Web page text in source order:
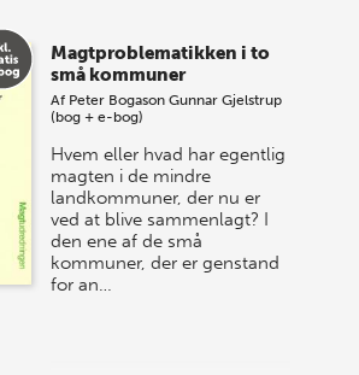
Magtproblematikken i to
små kommuner
Af Peter Bogason Gunnar Gjelstrup
(bog + e-bog)
Hvem eller hvad har egentlig
magten i de mindre
landkommu­ner, der nu er
ved at blive sammenlagt? I
den ene af de små
kommuner, der er genstand
for an…